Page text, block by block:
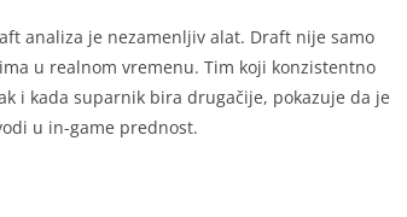
analiza je nezamenljiv alat. Draft nije samo
u realnom vremenu. Tim koji konzistentno
i kada suparnik bira drugačije, pokazuje da je
u in-game prednost.